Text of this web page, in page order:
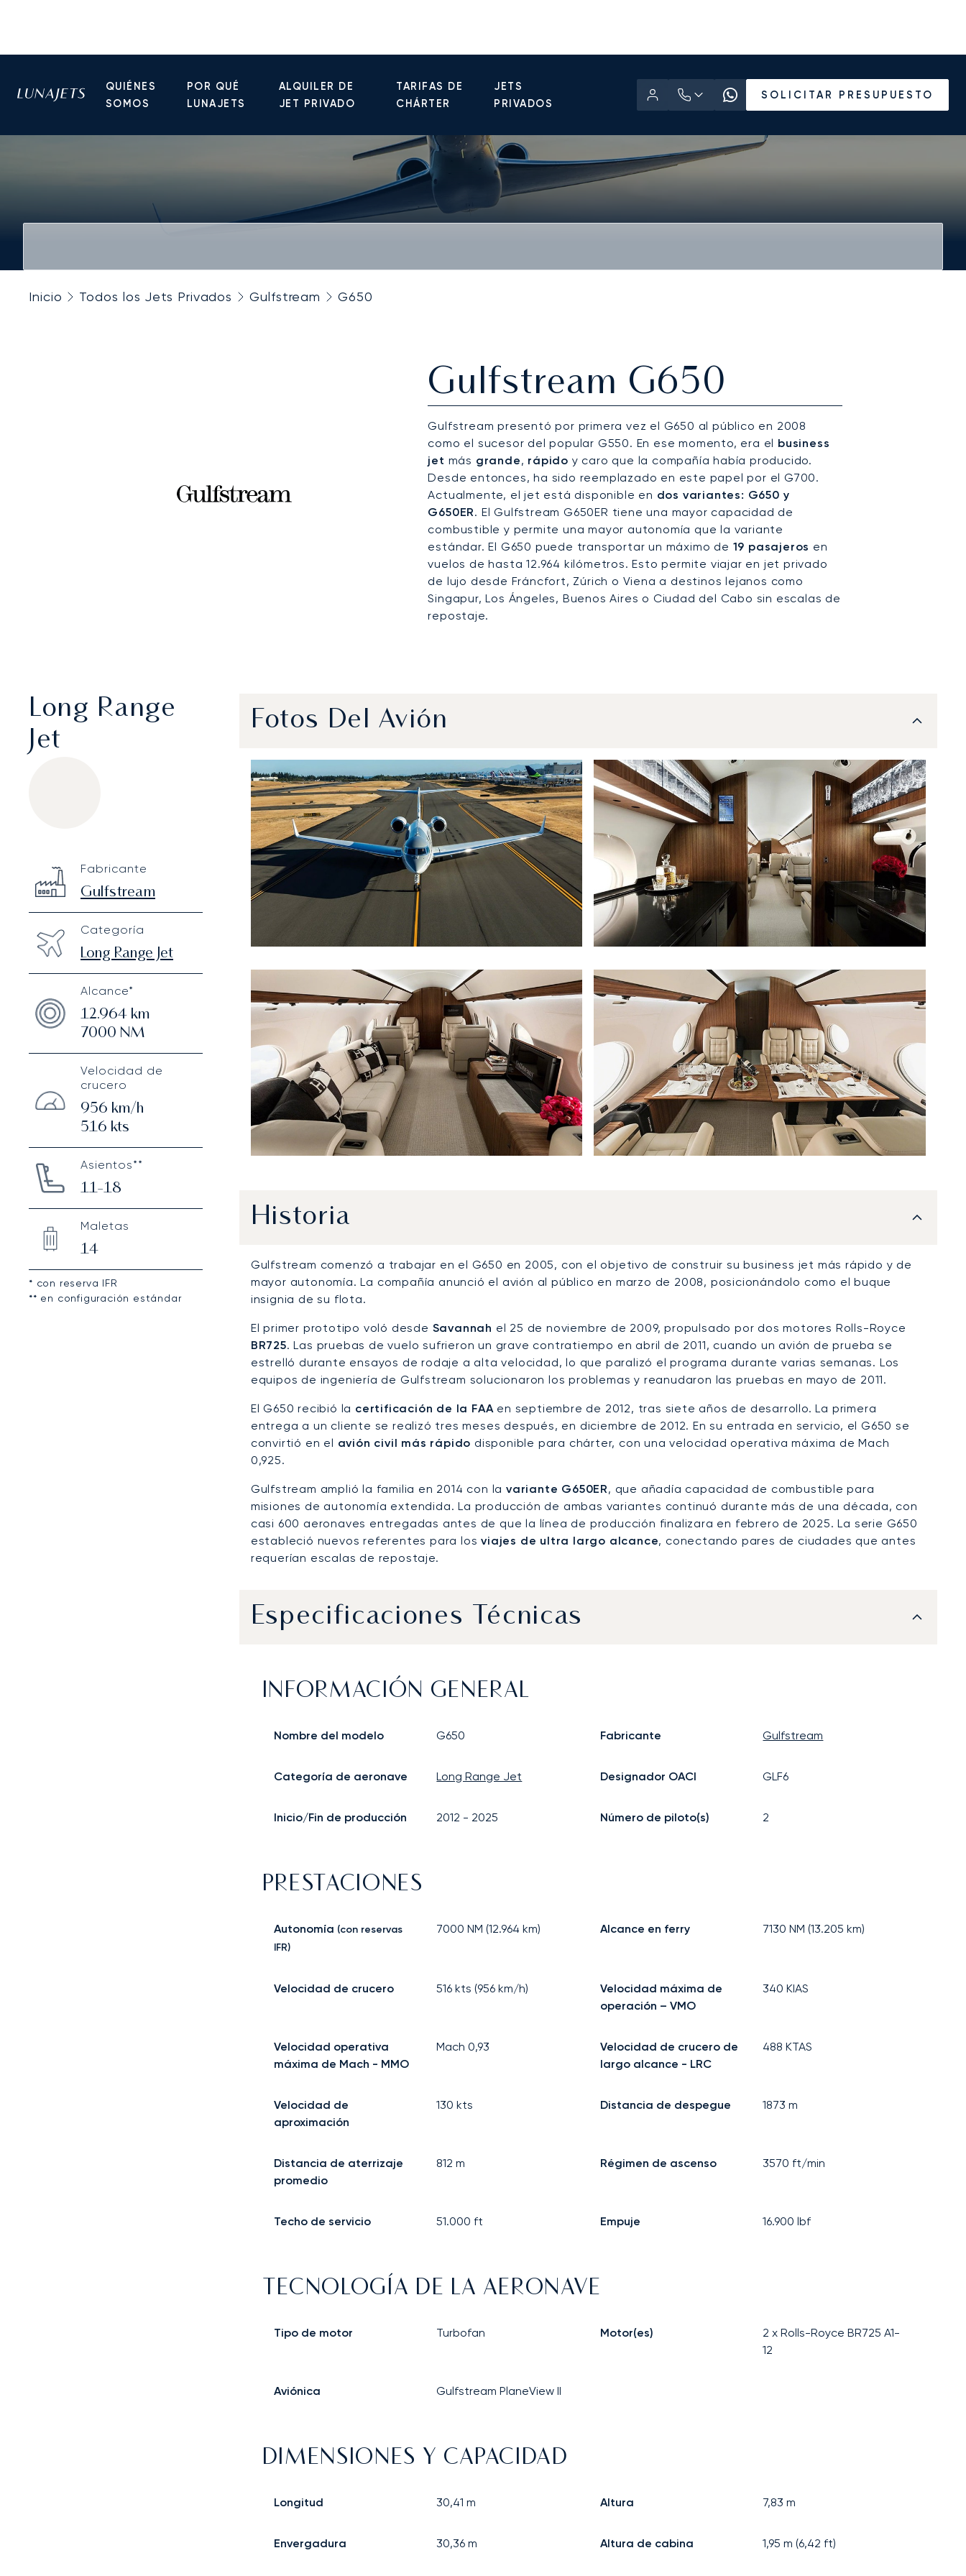
QUIÉNES
SOMOS
POR QUÉ
LUNAJETS
ALQUILER DE
JET PRIVADO
TARIFAS DE
CHÁRTER
JETS
PRIVADOS
SOLICITAR PRESUPUESTO
Inicio Todos los Jets Privados Gulfstream G650
Gulfstream G650
Gulfstream presentó por primera vez el G650 al público en 2008
como el sucesor del popular G550. En ese momento, era el business
jet más grande, rápido y caro que la compañía había producido.
Desde entonces, ha sido reemplazado en este papel por el G700.
Actualmente, el jet está disponible en dos variantes: G650 y
G650ER. El Gulfstream G650ER tiene una mayor capacidad de
combustible y permite una mayor autonomía que la variante
estándar. El G650 puede transportar un máximo de 19 pasajeros en
vuelos de hasta 12.964 kilómetros. Esto permite viajar en jet privado
de lujo desde Fráncfort, Zúrich o Viena a destinos lejanos como
Singapur, Los Ángeles, Buenos Aires o Ciudad del Cabo sin escalas de
repostaje.
Long Range
Jet
Technical specifications
Fabricante
Gulfstream
Categoría
Long Range Jet
Alcance*
12.964 km
7000 NM
Velocidad de
crucero
956 km/h
516 kts
Asientos**
11-18
Maletas
14
* con reserva IFR
** en configuración estándar
Fotos Del Avión
Historia
Gulfstream comenzó a trabajar en el G650 en 2005, con el objetivo de construir su business jet más rápido y de
mayor autonomía. La compañía anunció el avión al público en marzo de 2008, posicionándolo como el buque
insignia de su flota.
El primer prototipo voló desde Savannah el 25 de noviembre de 2009, propulsado por dos motores Rolls-Royce
BR725. Las pruebas de vuelo sufrieron un grave contratiempo en abril de 2011, cuando un avión de prueba se
estrelló durante ensayos de rodaje a alta velocidad, lo que paralizó el programa durante varias semanas. Los
equipos de ingeniería de Gulfstream solucionaron los problemas y reanudaron las pruebas en mayo de 2011.
El G650 recibió la certificación de la FAAen septiembre de 2012, tras siete años de desarrollo. La primera
entrega a un cliente se realizó tres meses después, en diciembre de 2012. En su entrada en servicio, el G650 se
convirtió en el avión civil más rápido disponible para chárter, con una velocidad operativa máxima de Mach
0,925.
Gulfstream amplió la familia en 2014 con la variante G650ER, que añadía capacidad de combustible para
misiones de autonomía extendida. La producción de ambas variantes continuó durante más de una década, con
casi 600 aeronaves entregadas antes de que la línea de producción finalizara en febrero de 2025. La serie G650
estableció nuevos referentes para losviajes de ultra largo alcance, conectando pares de ciudades que antes
requerían escalas de repostaje.
Especificaciones Técnicas
INFORMACIÓN GENERAL
Nombre del modelo G650 Fabricante Gulfstream
Categoría de aeronave Long Range Jet Designador OACI GLF6
Inicio/Fin de producción 2012 - 2025 Número de piloto(s) 2
PRESTACIONES
Autonomía (con reservas
IFR)
7000 NM (12.964 km) Alcance en ferry 7130 NM (13.205 km)
Velocidad de crucero 516 kts (956 km/h)
Velocidad máxima de
operación – VMO
340 KIAS
Velocidad operativa
máxima de Mach - MMO
Mach0,93
Velocidad de crucero de
largo alcance - LRC
488 KTAS
Velocidad de
aproximación
130 kts Distancia de despegue 1873 m
Distancia de aterrizaje
promedio
812 m Régimen de ascenso 3570 ft/min
Techo de servicio 51.000 ft Empuje 16.900 lbf
TECNOLOGÍA DE LA AERONAVE
Tipo de motor Turbofan Motor(es)
2 x Rolls-Royce BR725 A1-
12
Aviónica Gulfstream PlaneView II
DIMENSIONES Y CAPACIDAD
Longitud 30,41 m Altura 7,83 m
Envergadura 30,36 m Altura de cabina 1,95 m (6,42 ft)